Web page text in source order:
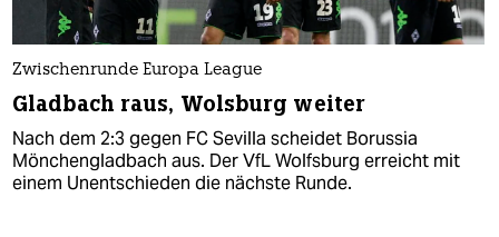
Zwischenrunde Europa League
Gladbach raus, Wolsburg weiter
Nach dem 2:3 gegen FC Sevilla scheidet Borussia
Mönchengladbach aus. Der VfL Wolfsburg erreicht mit
einem Unentschieden die nächste Runde.